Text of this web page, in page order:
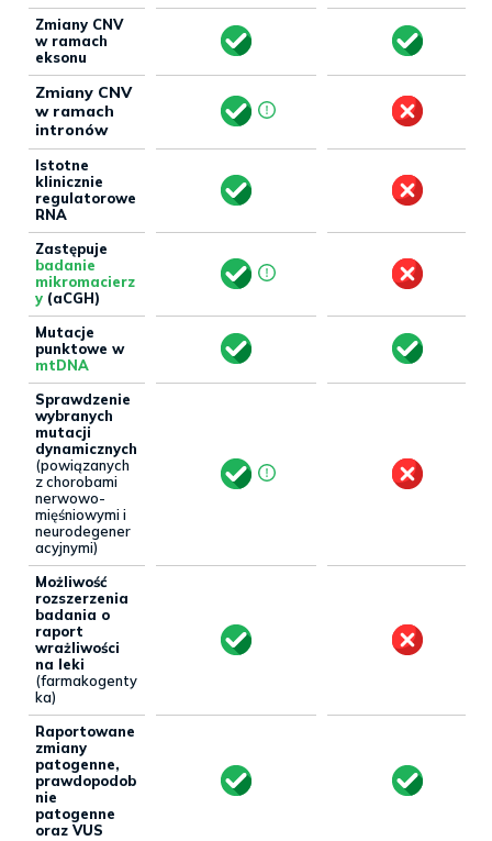
Zmiany CNV
w ramach
eksonu
Zmiany CNV
w ramach
intronów
Istotne
klinicznie
regulatorowe
RNA
Zastępuje
badanie
mikromacierz
y (aCGH)
Mutacje
punktowe w
mtDNA
Sprawdzenie
wybranych
mutacji
dynamicznych
(powiązanych
z chorobami
nerwowo-
mięśniowymi i
neurodegener
acyjnymi)
Możliwość
rozszerzenia
badania o
raport
wrażliwości
na leki
(farmakogenty
ka)
Raportowane
zmiany
patogenne,
prawdopodob
nie
patogenne
oraz VUS